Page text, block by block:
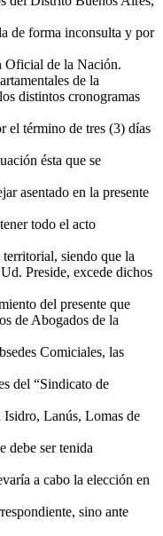
de forma inconsulta y por
Oficial de la Nación.
de la
distintos cronogramas
el término de tres (3) días
ésta que se
asentado en la presente
todo el acto
territorial, siendo que la
Preside, excede dichos
del presente que
de Abogados de la
Comiciales, las
del “Sindicato de
Isidro, Lanús, Lomas de
debe ser tenida
a cabo la elección en
sino ante